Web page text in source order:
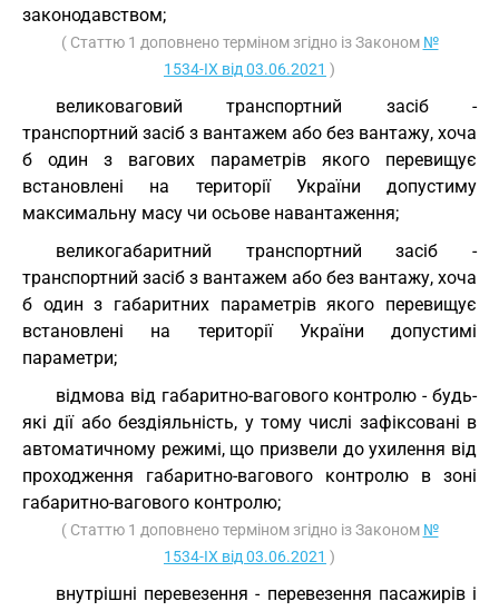
законодавством;
( Статтю 1 доповнено терміном згідно із Законом №
1534-IX від 03.06.2021 )
великоваговий транспортний засіб -
транспортний засіб з вантажем або без вантажу, хоча
б один з вагових параметрів якого перевищує
встановлені на території України допустиму
максимальну масу чи осьове навантаження;
великогабаритний транспортний засіб -
транспортний засіб з вантажем або без вантажу, хоча
б один з габаритних параметрів якого перевищує
встановлені на території України допустимі
параметри;
відмова від габаритно-вагового контролю - будь-
які дії або бездіяльність, у тому числі зафіксовані в
автоматичному режимі, що призвели до ухилення від
проходження габаритно-вагового контролю в зоні
габаритно-вагового контролю;
( Статтю 1 доповнено терміном згідно із Законом №
1534-IX від 03.06.2021 )
внутрішні перевезення - перевезення пасажирів і